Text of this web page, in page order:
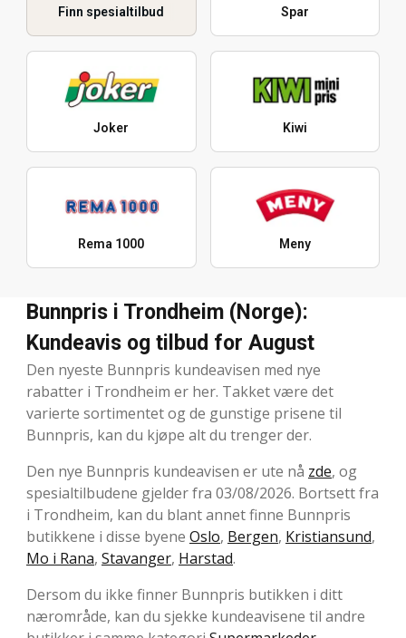
Finn spesialtilbud Spar
Joker Kiwi
Rema 1000 Meny
Bunnpris i Trondheim (Norge):
Kundeavis og tilbud for August
Den nyeste Bunnpris kundeavisen med nye
rabatter i Trondheim er her. Takket være det
varierte sortimentet og de gunstige prisene til
Bunnpris, kan du kjøpe alt du trenger der.
Den nye Bunnpris kundeavisen er ute nå zde, og
spesialtilbudene gjelder fra 03/08/2026. Bortsett fra
i Trondheim, kan du blant annet finne Bunnpris
butikkene i disse byene Oslo, Bergen, Kristiansund,
Mo i Rana, Stavanger, Harstad.
Dersom du ikke finner Bunnpris butikken i ditt
nærområde, kan du sjekke kundeavisene til andre